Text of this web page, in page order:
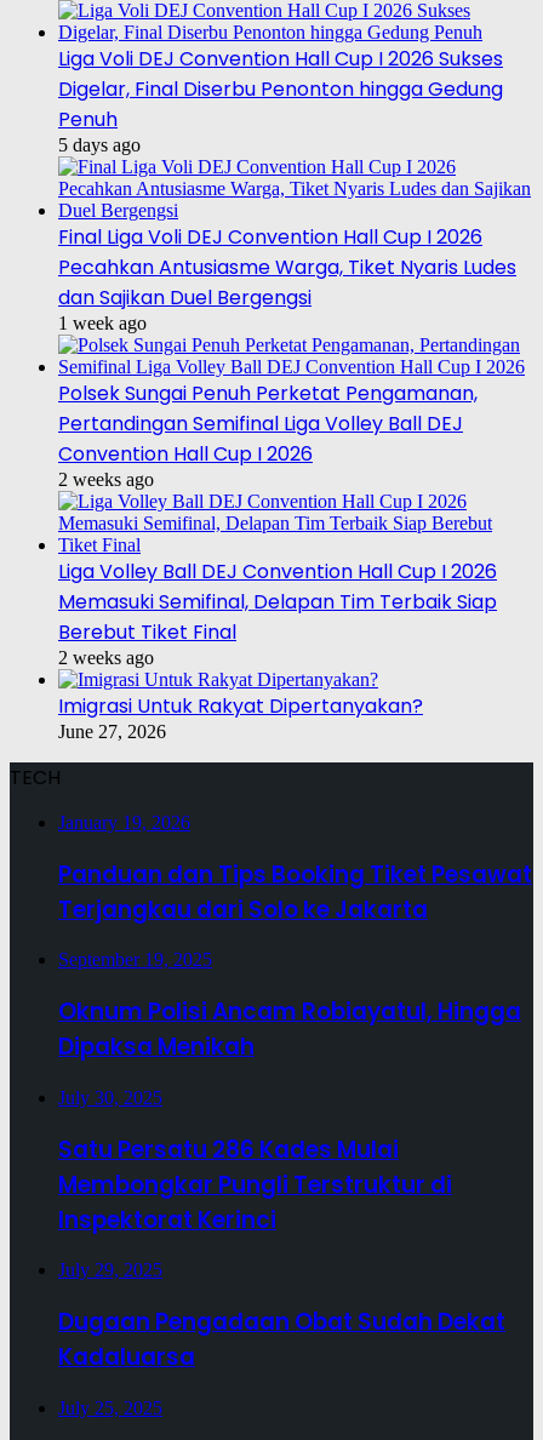
Liga Voli DEJ Convention Hall Cup I 2026 Sukses
Digelar, Final Diserbu Penonton hingga Gedung
Penuh
5 days ago
Final Liga Voli DEJ Convention Hall Cup I 2026
Pecahkan Antusiasme Warga, Tiket Nyaris Ludes
dan Sajikan Duel Bergengsi
1 week ago
Polsek Sungai Penuh Perketat Pengamanan,
Pertandingan Semifinal Liga Volley Ball DEJ
Convention Hall Cup I 2026
2 weeks ago
Liga Volley Ball DEJ Convention Hall Cup I 2026
Memasuki Semifinal, Delapan Tim Terbaik Siap
Berebut Tiket Final
2 weeks ago
Imigrasi Untuk Rakyat Dipertanyakan?
June 27, 2026
TECH
January 19, 2026
Panduan dan Tips Booking Tiket Pesawat
Terjangkau dari Solo ke Jakarta
September 19, 2025
Oknum Polisi Ancam Robiayatul, Hingga
Dipaksa Menikah
July 30, 2025
Satu Persatu 286 Kades Mulai
Membongkar Pungli Terstruktur di
Inspektorat Kerinci
July 29, 2025
Dugaan Pengadaan Obat Sudah Dekat
Kadaluarsa
July 25, 2025